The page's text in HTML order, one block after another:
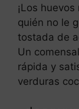
¡Los
quién no le
tostada de
Un
rápida y
verduras